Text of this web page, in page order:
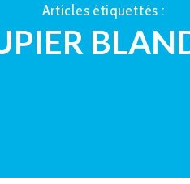
Articles étiquettés :